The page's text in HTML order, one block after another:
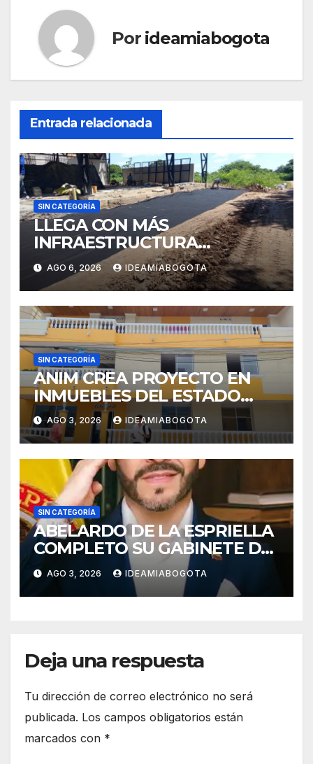
Por ideamiabogota
Entrada relacionada
SIN CATEGORÍA
LLEGA CON MÁS
INFRAESTRUCTURA
EDUCATIVA A MAJAGUAL
SUCRE
AGO 6, 2026 IDEAMIABOGOTA
SIN CATEGORÍA
ANIM CREA PROYECTO EN
INMUEBLES DEL ESTADO
PARA VIVIENDA A MADRES
CABEZA DE FAMILIA
AGO 3, 2026 IDEAMIABOGOTA
SIN CATEGORÍA
ABELARDO DE LA ESPRIELLA
COMPLETO SU GABINETE DE
GOBIERNO
AGO 3, 2026 IDEAMIABOGOTA
Deja una respuesta
Tu dirección de correo electrónico no será
publicada. Los campos obligatorios están
marcados con *